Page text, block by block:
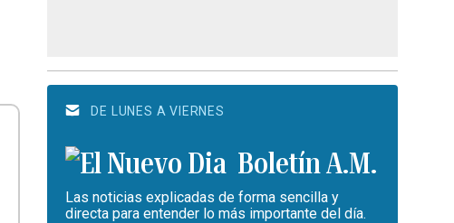
DE LUNES A VIERNES
Boletín A.M.
Las noticias explicadas de forma sencilla y
directa para entender lo más importante del día.